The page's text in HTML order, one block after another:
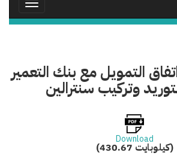
Toggle
التمويل مع بنك التعمير
وتركيب سنترالين
Download
(430.67 كيلوبايت)